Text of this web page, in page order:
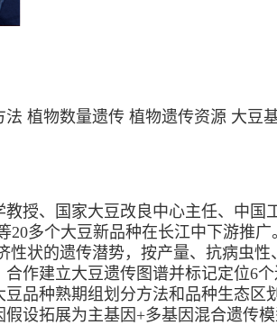
植物数量遗传 植物遗传资源 大豆
授、国家大豆改良中心主任、中
20多个大豆新品种在长江中下游推
性状的遗传潜势，按产量、抗病虫
作建立大豆遗传图谱并标记定位6
品种熟期组划分方法和品种生态
设拓展为主基因+多基因混合遗传